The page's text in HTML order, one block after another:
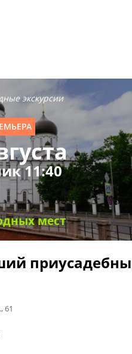
экскурсии
11:40
мест
61